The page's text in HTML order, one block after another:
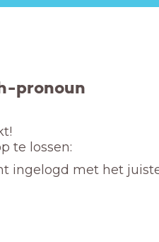
pronoun
te lossen:
ingelogd met het